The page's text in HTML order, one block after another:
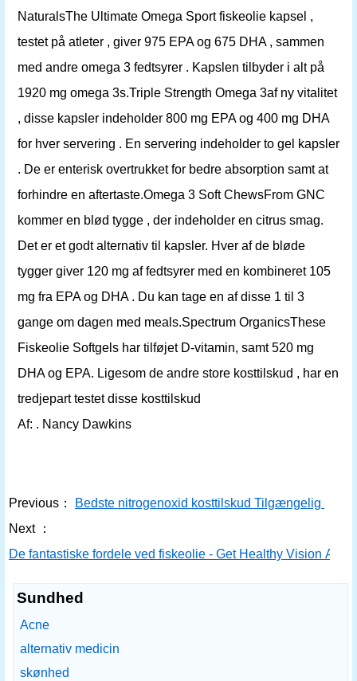
NaturalsThe Ultimate Omega Sport fiskeolie kapsel ,
testet på atleter , giver 975 EPA og 675 DHA , sammen
med andre omega 3 fedtsyrer . Kapslen tilbyder i alt på
1920 mg omega 3s.Triple Strength Omega 3af ny vitalitet
, disse kapsler indeholder 800 mg EPA og 400 mg DHA
for hver servering . En servering indeholder to gel kapsler
. De er enterisk overtrukket for bedre absorption samt at
forhindre en aftertaste.Omega 3 Soft ChewsFrom GNC
kommer en blød tygge , der indeholder en citrus smag.
Det er et godt alternativ til kapsler. Hver af de bløde
tygger giver 120 mg af fedtsyrer med en kombineret 105
mg fra EPA og DHA . Du kan tage en af ​​disse 1 til 3
gange om dagen med meals.Spectrum OrganicsThese
Fiskeolie Softgels har tilføjet D-vitamin, samt 520 mg
DHA og EPA. Ligesom de andre store kosttilskud , har en
tredjepart testet disse kosttilskud
Af: . Nancy Dawkins
Previous：
Bedste nitrogenoxid kosttilskud Tilgængelig
Next ：
De fantastiske fordele ved fiskeolie - Get Healthy Vision
Sundhed
Acne
alternativ medicin
skønhed